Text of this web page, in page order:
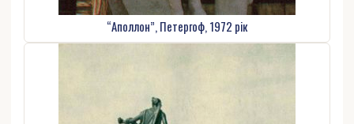
“Аполлон”, Петергоф, 1972 рік